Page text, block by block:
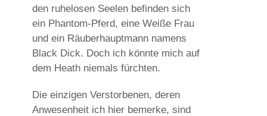
den ruhelosen Seelen befinden sich
ein Phantom-Pferd, eine Weiße Frau
und ein Räuberhauptmann namens
Black Dick. Doch ich könnte mich auf
dem Heath niemals fürchten.
Die einzigen Verstorbenen, deren
Anwesenheit ich hier bemerke, sind